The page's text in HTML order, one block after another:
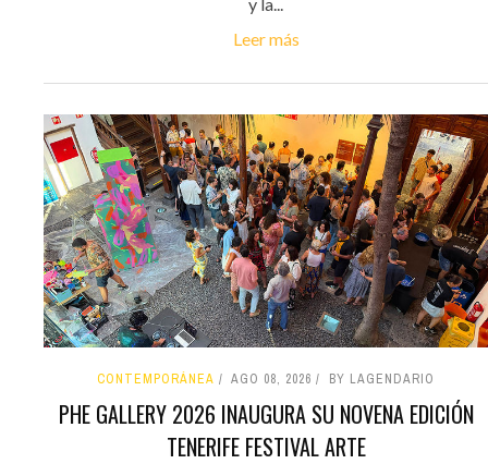
Leer más
CONTEMPORÁNEA AGO 08, 2026 BY LAGENDARIO
PHE GALLERY 2026 INAUGURA SU NOVENA EDICIÓN
TENERIFE FESTIVAL ARTE